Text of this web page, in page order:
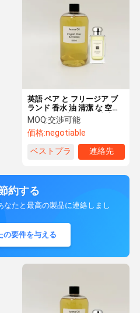
英語 ペア と フリージア ブ
ランド 香水 油 清潔 な 空気
の ため に 持久 する 精油
MOQ:交渉可能
価格:negotiable
ベストプラ
連絡先
約する
なたと最高の製品に連絡しまし
の要件を与える